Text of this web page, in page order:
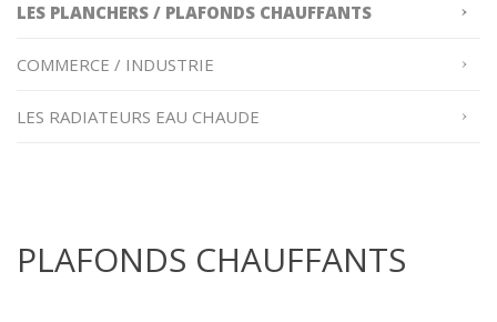
LES PLANCHERS / PLAFONDS CHAUFFANTS
COMMERCE / INDUSTRIE
LES RADIATEURS EAU CHAUDE
PLAFONDS CHAUFFANTS